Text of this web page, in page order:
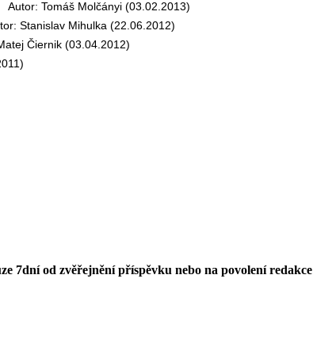
Tomáš Molčányi (03.02.2013)
Stanislav Mihulka (22.06.2012)
Čiernik (03.04.2012)
7dní od zvěřejnění příspěvku nebo na povolení redakce